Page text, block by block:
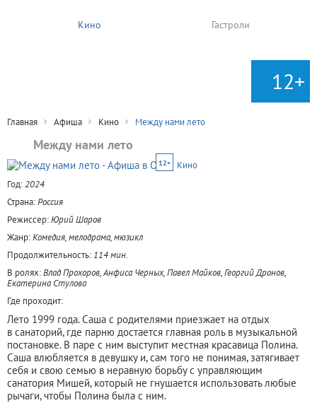
Кино Гастроли
12+
Главная Афиша Кино Между нами лето
Между нами лето
12+
Кино
Год:2024
Страна:Россия
Режиссер:Юрий Шаров
Жанр:Комедия, мелодрама, мюзикл
Продолжительность: 114 мин.
В ролях:Влад Прохоров, Анфиса Черных, Павел Майков, Георгий Дронов,
Екатерина Стулова
Где проходит:
Лето 1999 года. Саша с родителями приезжает на отдых
в санаторий, где парню достается главная роль в музыкальной
постановке. В паре с ним выступит местная красавица Полина.
Саша влюбляется в девушку и, сам того не понимая, затягивает
себя и свою семью в неравную борьбу с управляющим
санатория Мишей, который не гнушается использовать любые
рычаги, чтобы Полина была с ним.